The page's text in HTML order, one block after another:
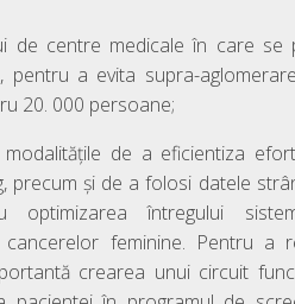
de centre medicale în care se
pentru a evita supra-
20. 000 persoane;
de a eficientiza
precum și de a folosi datele
optimizarea întregului
feminine. Pentru a
crearea unui circuit